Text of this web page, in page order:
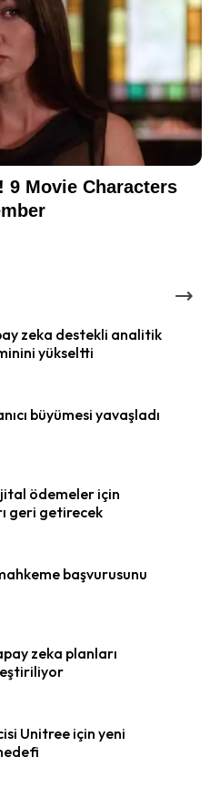
zeka destekli analitik
yükseltti
büyümesi yavaşladı
ödemeler için
geri getirecek
başvurusunu
zeka planları
Unitree için yeni